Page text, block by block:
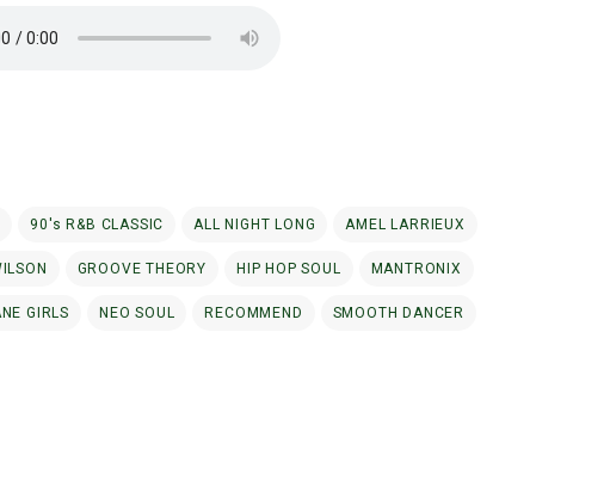
90's R&B CLASSIC ALL NIGHT LONG AMEL LARRIEUX
GROOVE THEORY HIP HOP SOUL MANTRONIX
GIRLS NEO SOUL RECOMMEND SMOOTH DANCER